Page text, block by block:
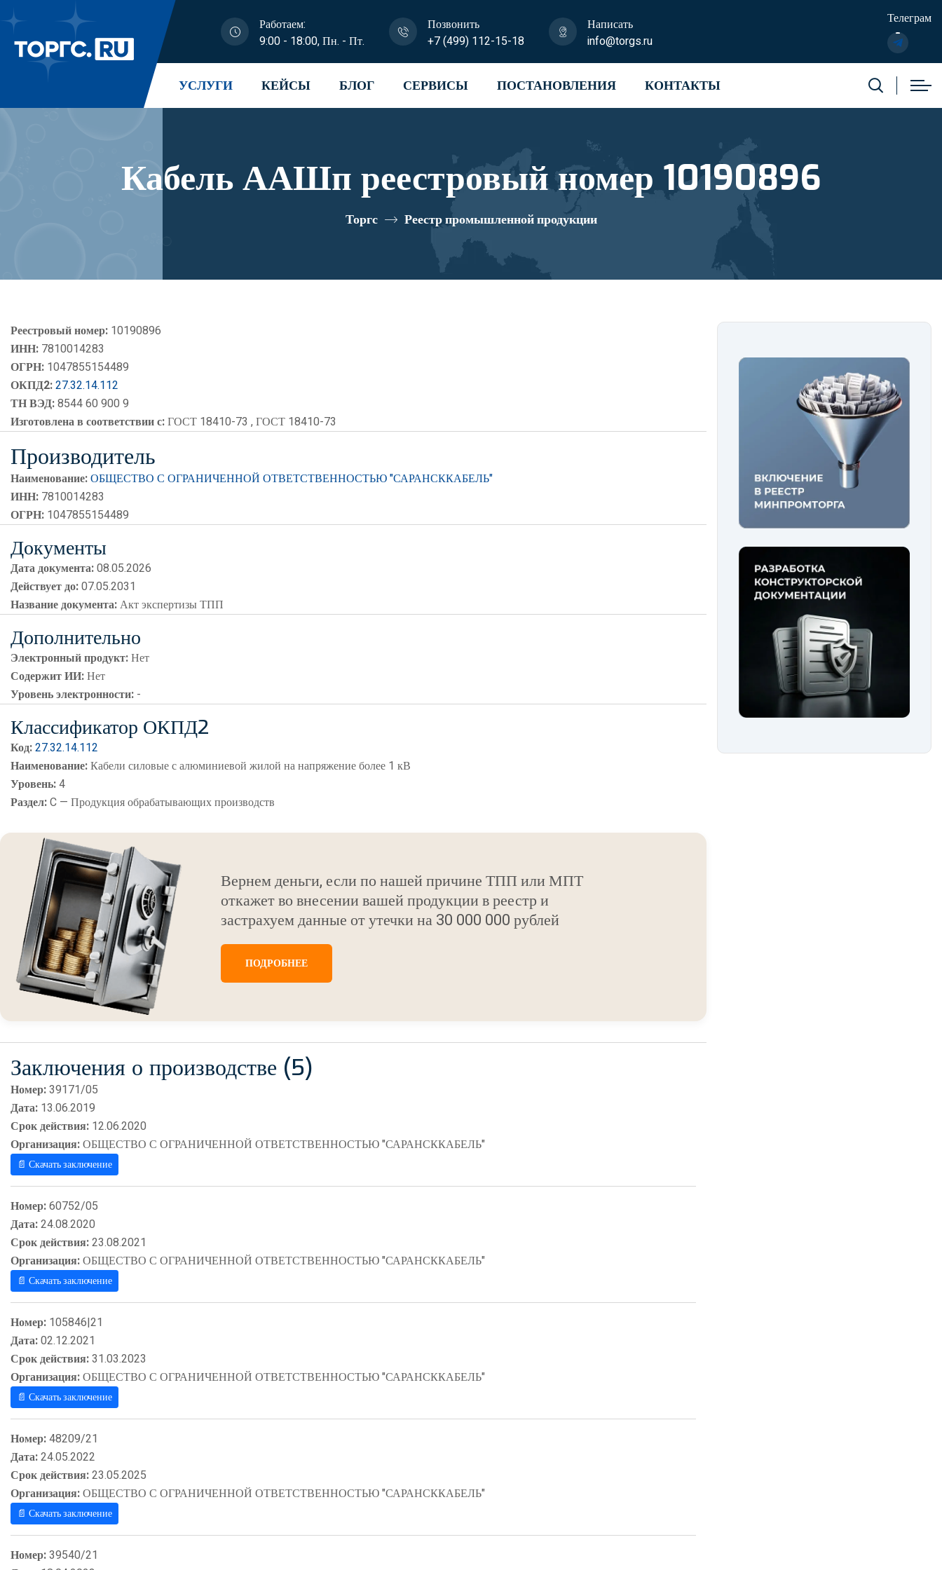
Работаем:
9:00 - 18:00, Пн. - Пт.
Позвонить
+7 (499) 112-15-18
Написать
info@torgs.ru
Телеграм
УСЛУГИ КЕЙСЫ БЛОГ СЕРВИСЫ ПОСТАНОВЛЕНИЯ КОНТАКТЫ
Кабель ААШп реестровый номер 10190896
Торгс Реестр промышленной продукции
Реестровый номер: 10190896
ИНН: 7810014283
ОГРН: 1047855154489
ОКПД2:27.32.14.112
ТН ВЭД:8544 60 900 9
Изготовлена в соответствии с:ГОСТ 18410-73 , ГОСТ 18410-73
Производитель
Наименование:ОБЩЕСТВО С ОГРАНИЧЕННОЙ ОТВЕТСТВЕННОСТЬЮ "САРАНСККАБЕЛЬ"
ИНН: 7810014283
ОГРН: 1047855154489
Документы
Дата документа:08.05.2026
Действует до:07.05.2031
Название документа:Акт экспертизы ТПП
Дополнительно
Электронный продукт:Нет
Содержит ИИ:Нет
Уровень электронности: -
Классификатор ОКПД2
Код:27.32.14.112
Наименование:Кабели силовые с алюминиевой жилой на напряжение более 1 кВ
Уровень:4
Раздел:C — Продукция обрабатывающих производств
Вернем деньги, если по нашей причине ТПП или МПТ
откажет во внесении вашей продукции в реестр и
застрахуем данные от утечки на 30 000 000 рублей
ПОДРОБНЕЕ
Заключения о производстве (5)
Номер:39171/05
Дата: 13.06.2019
Срок действия: 12.06.2020
Организация:ОБЩЕСТВО С ОГРАНИЧЕННОЙ ОТВЕТСТВЕННОСТЬЮ "САРАНСККАБЕЛЬ"
📄 Скачать заключение
Номер:60752/05
Дата:24.08.2020
Срок действия:23.08.2021
Организация:ОБЩЕСТВО С ОГРАНИЧЕННОЙ ОТВЕТСТВЕННОСТЬЮ "САРАНСККАБЕЛЬ"
📄 Скачать заключение
Номер: 105846|21
Дата:02.12.2021
Срок действия:31.03.2023
Организация:ОБЩЕСТВО С ОГРАНИЧЕННОЙ ОТВЕТСТВЕННОСТЬЮ "САРАНСККАБЕЛЬ"
📄 Скачать заключение
Номер:48209/21
Дата:24.05.2022
Срок действия:23.05.2025
Организация:ОБЩЕСТВО С ОГРАНИЧЕННОЙ ОТВЕТСТВЕННОСТЬЮ "САРАНСККАБЕЛЬ"
📄 Скачать заключение
Номер:39540/21